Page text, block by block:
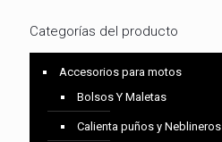
Categorías del producto
Accesorios para motos
Bolsos Y Maletas
Calienta puños y Neblineros